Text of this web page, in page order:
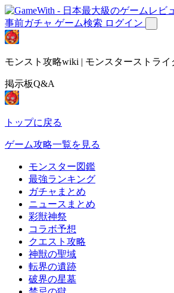
事前ガチャ ゲーム検索 ログイン
モンスト攻略wiki | モンスターストライ
掲示板Q&A
トップに戻る
ゲーム攻略一覧を見る
モンスター図鑑
最強ランキング
ガチャまとめ
ニュースまとめ
彩獣神祭
コラボ予想
クエスト攻略
神獣の聖域
転界の遺跡
破界の星墓